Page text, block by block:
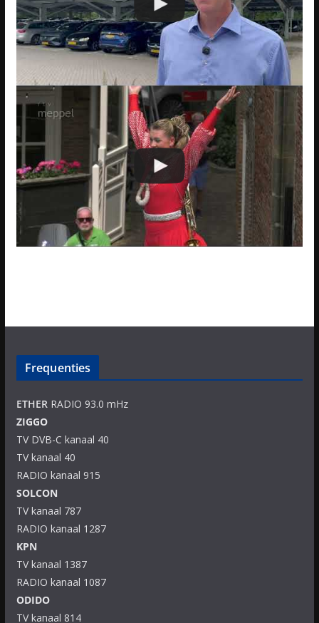
Frequenties
ETHERRADIO 93.0 mHz
ZIGGO
TV DVB-C kanaal 40
TV kanaal 40
RADIO kanaal 915
SOLCON
TV kanaal 787
RADIO kanaal 1287
KPN
TV kanaal 1387
RADIO kanaal 1087
ODIDO
TV kanaal 814